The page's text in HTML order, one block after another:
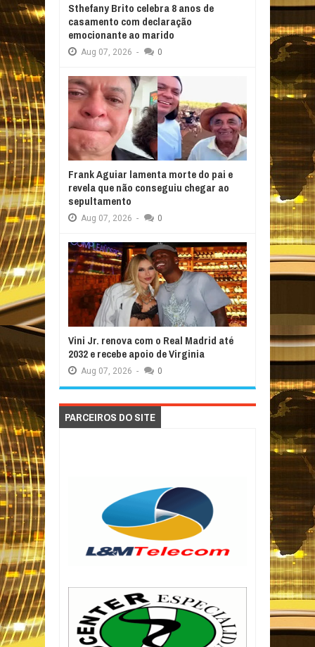
Sthefany Brito celebra 8 anos de
casamento com declaração
emocionante ao marido
Aug 07, 2026 - 0
Frank Aguiar lamenta morte do pai e
revela que não conseguiu chegar ao
sepultamento
Aug 07, 2026 - 0
Vini Jr. renova com o Real Madrid até
2032 e recebe apoio de Virginia
Aug 07, 2026 - 0
PARCEIROS DO SITE